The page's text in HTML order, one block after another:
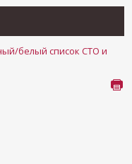
белый список СТО и